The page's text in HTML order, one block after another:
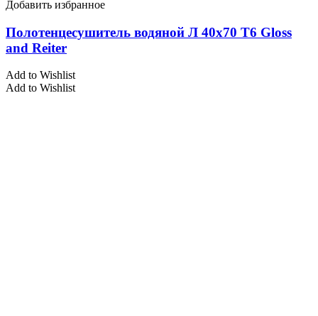
Добавить избранное
Полотенцесушитель водяной Л 40х70 Т6 Gloss
and Reiter
Add to Wishlist
Add to Wishlist